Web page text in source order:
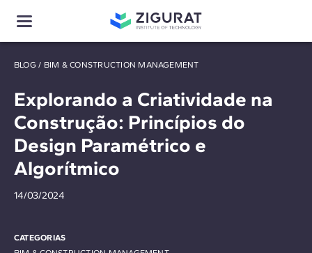
BLOG / BIM & CONSTRUCTION MANAGEMENT
Explorando a Criatividade na
Construção: Princípios do
Design Paramétrico e
Algorítmico
14/03/2024
CATEGORIAS